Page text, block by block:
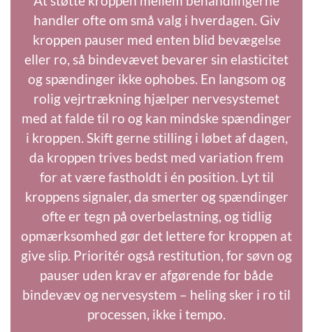
handler ofte om små valg i hverdagen. Giv
kroppen pauser med enten blid bevægelse
eller ro, så bindevævet bevarer sin elasticitet
og spændinger ikke ophobes. En langsom og
rolig vejrtrækning hjælper nervesystemet
med at falde til ro og kan mindske spændinger
i kroppen. Skift gerne stilling i løbet af dagen,
da kroppen trives bedst med variation frem
for at være fastholdt i én position. Lyt til
kroppens signaler, da smerter og spændinger
ofte er tegn på overbelastning, og tidlig
opmærksomhed gør det lettere for kroppen at
give slip. Prioritér også restitution, for søvn og
pauser uden krav er afgørende for både
bindevæv og nervesystem – heling sker i ro til
processen, ikke i tempo.